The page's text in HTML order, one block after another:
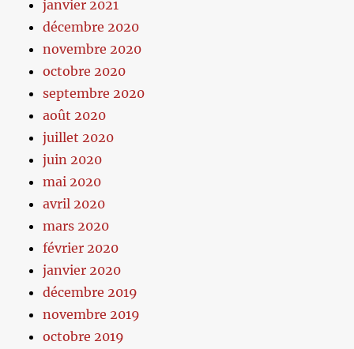
janvier 2021
décembre 2020
novembre 2020
octobre 2020
septembre 2020
août 2020
juillet 2020
juin 2020
mai 2020
avril 2020
mars 2020
février 2020
janvier 2020
décembre 2019
novembre 2019
octobre 2019